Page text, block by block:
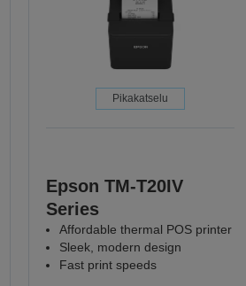
Pikakatselu
Epson TM-T20IV
Series
Affordable thermal POS printer
Sleek, modern design
Fast print speeds